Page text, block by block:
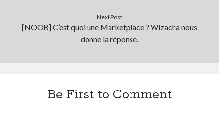
Next Post
[NOOB] C’est quoi une Marketplace ? Wizacha nous
donne la réponse.
Be First to Comment